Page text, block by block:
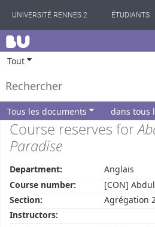
UNIVERSITÉ RENNES 2 ÉTUDIANTS
INTERNATIONAL
BU
Tout
Tous les documents dans tous
Course reserves for
Paradise
Department:
Anglais
Course number:
[CON]
Section:
Agrégation
Instructors: